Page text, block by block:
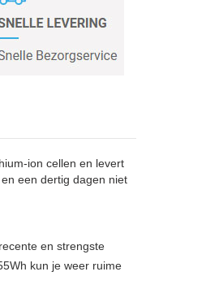
ion cellen en levert
een dertig dagen niet
en strengste
kun je weer ruime